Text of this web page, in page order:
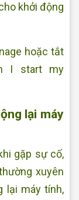
khởi động
hoặc tắt
I start my
lại máy
gặp sự cố,
xuyên
lại máy tính,